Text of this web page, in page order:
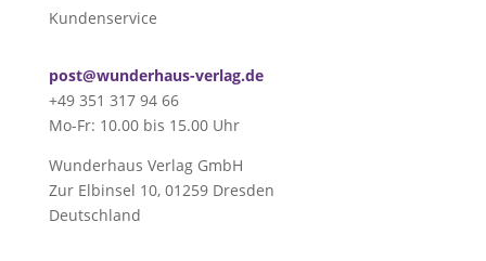
Kundenservice
post@wunderhaus-verlag.de
+49 351 317 94 66
Mo-Fr: 10.00 bis 15.00 Uhr
Wunderhaus Verlag GmbH
Zur Elbinsel 10, 01259 Dresden
Deutschland